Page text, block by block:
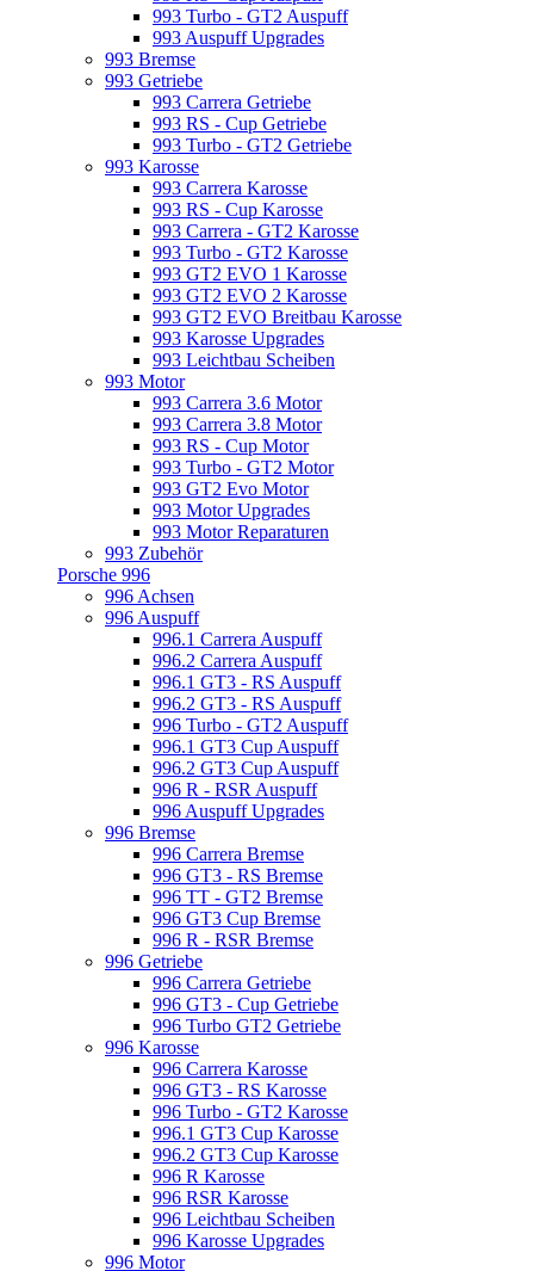
993 Turbo - GT2 Auspuff
993 Auspuff Upgrades
993 Bremse
993 Getriebe
993 Carrera Getriebe
993 RS - Cup Getriebe
993 Turbo - GT2 Getriebe
993 Karosse
993 Carrera Karosse
993 RS - Cup Karosse
993 Carrera - GT2 Karosse
993 Turbo - GT2 Karosse
993 GT2 EVO 1 Karosse
993 GT2 EVO 2 Karosse
993 GT2 EVO Breitbau Karosse
993 Karosse Upgrades
993 Leichtbau Scheiben
993 Motor
993 Carrera 3.6 Motor
993 Carrera 3.8 Motor
993 RS - Cup Motor
993 Turbo - GT2 Motor
993 GT2 Evo Motor
993 Motor Upgrades
993 Motor Reparaturen
993 Zubehör
Porsche 996
996 Achsen
996 Auspuff
996.1 Carrera Auspuff
996.2 Carrera Auspuff
996.1 GT3 - RS Auspuff
996.2 GT3 - RS Auspuff
996 Turbo - GT2 Auspuff
996.1 GT3 Cup Auspuff
996.2 GT3 Cup Auspuff
996 R - RSR Auspuff
996 Auspuff Upgrades
996 Bremse
996 Carrera Bremse
996 GT3 - RS Bremse
996 TT - GT2 Bremse
996 GT3 Cup Bremse
996 R - RSR Bremse
996 Getriebe
996 Carrera Getriebe
996 GT3 - Cup Getriebe
996 Turbo GT2 Getriebe
996 Karosse
996 Carrera Karosse
996 GT3 - RS Karosse
996 Turbo - GT2 Karosse
996.1 GT3 Cup Karosse
996.2 GT3 Cup Karosse
996 R Karosse
996 RSR Karosse
996 Leichtbau Scheiben
996 Karosse Upgrades
996 Motor